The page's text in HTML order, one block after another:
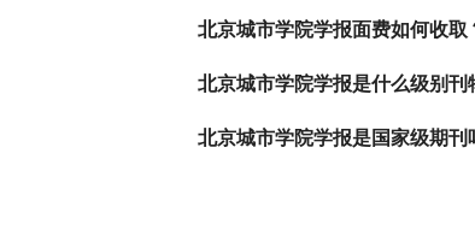
北京城市学院学报面费如何收取
北京城市学院学报是什么级别刊
北京城市学院学报是国家级期刊